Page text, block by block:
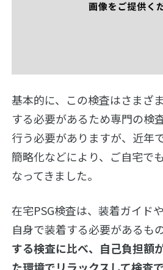
基本的に、この検査はさまざ
する必要があるため専門の検
行う必要がありますが、近年
簡略化などにより、ご自宅で
なってきました。
在宅PSG検査は、装着ガイド
自身で装着する必要があるもの
する検査に比べ、自己負担額